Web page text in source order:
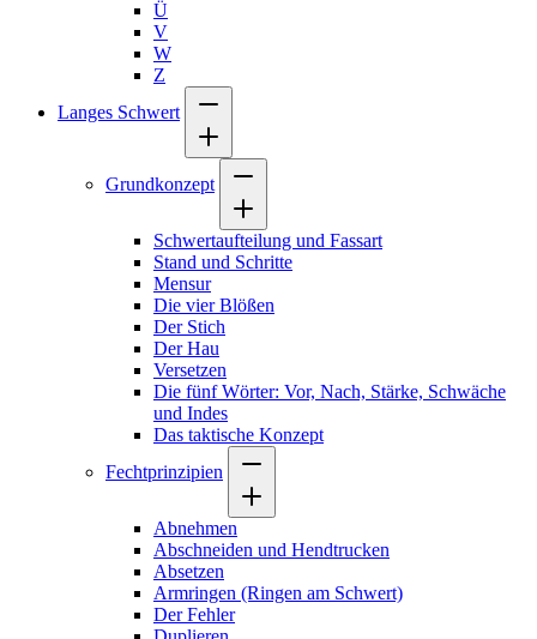
Ü
V
W
Z
Langes Schwert
Grundkonzept
Schwertaufteilung und Fassart
Stand und Schritte
Mensur
Die vier Blößen
Der Stich
Der Hau
Versetzen
Die fünf Wörter: Vor, Nach, Stärke, Schwäche
und Indes
Das taktische Konzept
Fechtprinzipien
Abnehmen
Abschneiden und Hendtrucken
Absetzen
Armringen (Ringen am Schwert)
Der Fehler